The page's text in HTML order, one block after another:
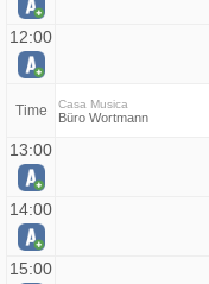
12:00
Time Casa Musica
Büro Wortmann
13:00
14:00
15:00